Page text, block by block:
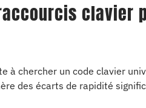
clavier
à chercher un code clavier
des écarts de rapidité